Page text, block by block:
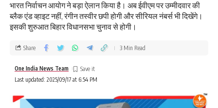
भारत निर्वाचन आयोग ने बड़ा ऐलान किया है। अब ईवीएम पर उम्मीदवार की
ब्लैक एंड व्हाइट नहीं, रंगीन तस्वीर छपी होगी और सीरियल नंबर्स भी दिखेंगे।
इसकी शुरुआत बिहार विधानसभा चुनाव से होगी।
Last updated: 2025/09/17 at 6:54 PM
One India News Team
Share 3 Min Read